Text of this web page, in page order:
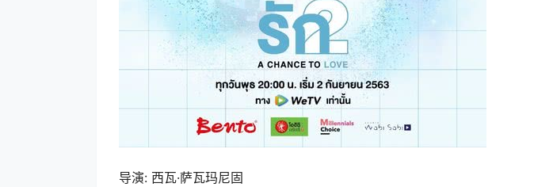
导演: 西瓦·萨瓦玛尼固